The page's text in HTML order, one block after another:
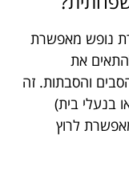
נופש מאפשרת
את
והסבתות. זה
בנעלי בית)
לרוץ